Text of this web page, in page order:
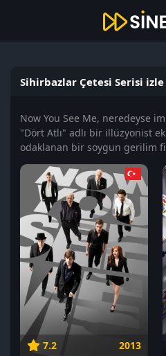
Sihirbazlar Çetesi Serisi izle
Now You See Me, neredeyse
"Dört Atlı" adlı bir illüzyonist
odaklanan bir soygun gerilim
7.2 2013